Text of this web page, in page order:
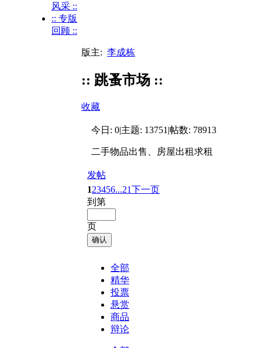
风采 ::
:: 专版
回顾 ::
版主: 李成栋
:: 跳蚤市场 ::
收藏
今日: 0|主题: 13751 |帖数: 78913
二手物品出售、房屋出租求租
发帖
123456...21下一页
到第
页
确认
全部
精华
投票
悬赏
商品
辩论